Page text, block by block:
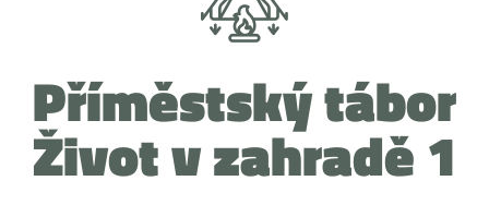
Příměstský tábor
Život v zahradě 1